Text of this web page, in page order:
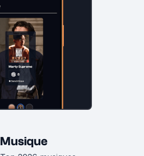
Musique